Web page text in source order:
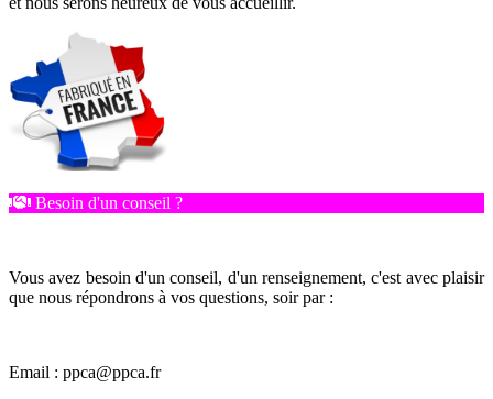
Besoin d'un conseil ?
Vous avez besoin d'un conseil, d'un renseignement, c'est avec plaisir
que nous répondrons à vos questions, soir par :
Email : ppca@ppca.fr